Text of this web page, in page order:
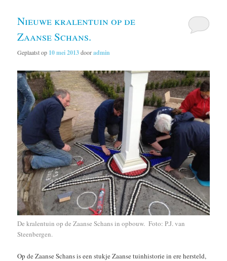
Nieuwe kralentuin op de
Zaanse Schans.
Geplaatst op 10 mei 2013dooradmin
De kralentuin op de Zaanse Schans in opbouw. Foto: P.J. van
Steenbergen.
Op de Zaanse Schans is een stukje Zaanse tuinhistorie in ere hersteld,